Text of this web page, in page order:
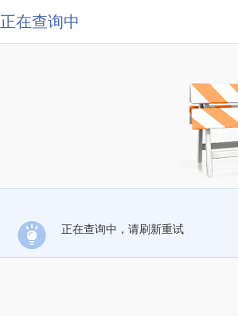
正在查询中
正在查询中，请刷新重试